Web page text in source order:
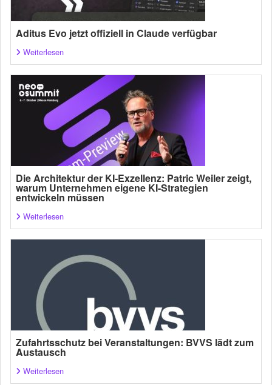
Aditus Evo jetzt offiziell in Claude verfügbar
Weiterlesen
Die Architektur der KI-Exzellenz: Patric Weiler zeigt,
warum Unternehmen eigene KI-Strategien
entwickeln müssen
Weiterlesen
Zufahrtsschutz bei Veranstaltungen: BVVS lädt zum
Austausch
Weiterlesen